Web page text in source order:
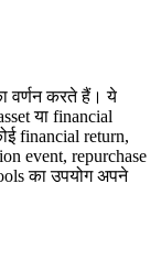
वर्णन करते हैं। ये
या financial
financial return,
event, repurchase
का उपयोग अपने